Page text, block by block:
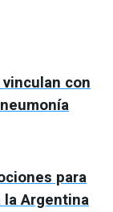
con
para
la Argentina